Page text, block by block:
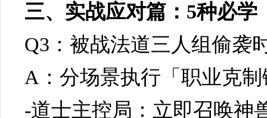
三、实战应对篇：5种必学
Q3：被战法道三人组偷袭
A：分场景执行「职业克
-道士主控局：立即召唤神